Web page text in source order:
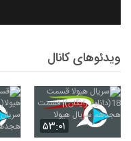
ویدئوهای کانال
۵۳:۰۱